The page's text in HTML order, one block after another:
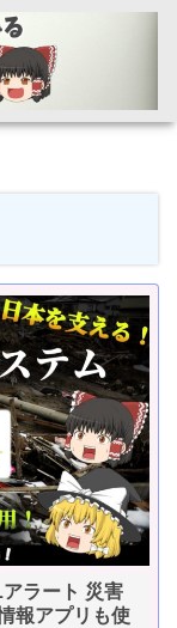
ラート 災害
報アプリも使